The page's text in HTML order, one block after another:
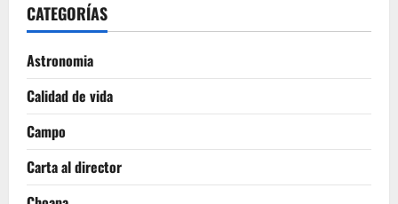
CATEGORÍAS
Astronomia
Calidad de vida
Campo
Carta al director